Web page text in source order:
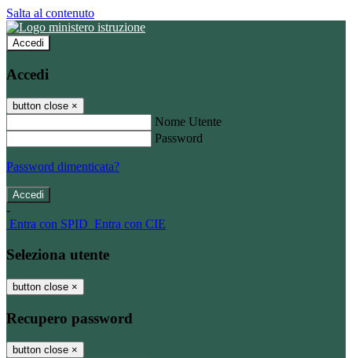
Salta al contenuto
Accedi
Accedi
button close ×
Nome Utente
Password
Password dimenticata?
-
Entra con SPID Entra con CIE
Seleziona utente
button close ×
Recupero password
button close ×